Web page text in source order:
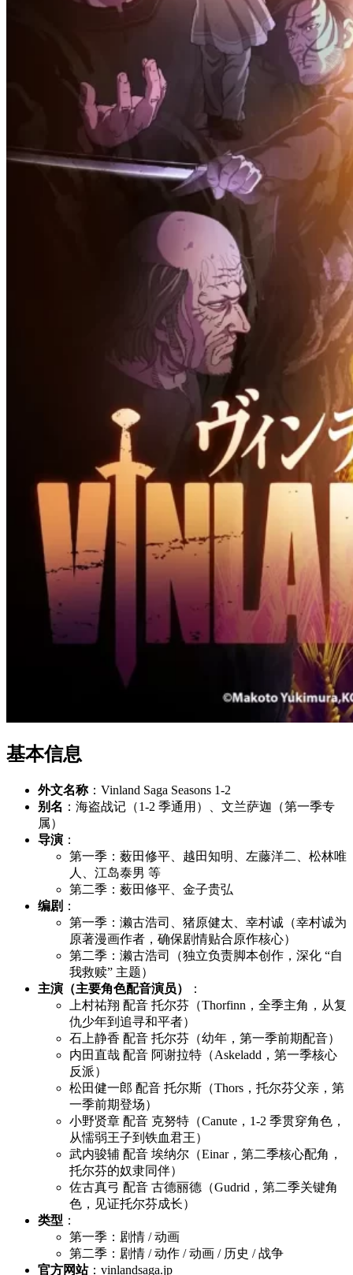
基本信息
外文名称：Vinland Saga Seasons 1-2
别名 ：海盗战记（1-2 季通用）、文兰萨迦（第一季专
属）
导演 ：
第一季：薮田修平、越田知明、左藤洋二、松林唯
人、江岛泰男 等
第二季：薮田修平、金子贵弘
编剧 ：
第一季：濑古浩司、猪原健太、幸村诚（幸村诚为
原著漫画作者，确保剧情贴合原作核心）
第二季：濑古浩司（独立负责脚本创作，深化 “自
我救赎” 主题）
主演（主要角色配音演员）
：
上村祐翔 配音 托尔芬（Thorfinn，全季主角，从复
仇少年到追寻和平者）
石上静香 配音 托尔芬（幼年，第一季前期配音）
内田直哉 配音 阿谢拉特（Askeladd，第一季核心
反派）
松田健一郎 配音 托尔斯（Thors，托尔芬父亲，第
一季前期登场）
小野贤章 配音 克努特（Canute，1-2 季贯穿角色，
从懦弱王子到铁血君王）
武内骏辅 配音 埃纳尔（Einar，第二季核心配角，
托尔芬的奴隶同伴）
佐古真弓 配音 古德丽德（Gudrid，第二季关键角
色，见证托尔芬成长）
类型 ：
第一季：剧情 / 动画
第二季：剧情 / 动作 / 动画 / 历史 / 战争
官方网站：vinlandsaga.jp